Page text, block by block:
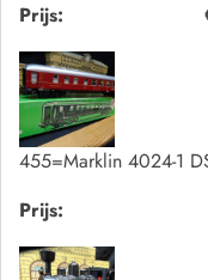
Prijs:
455=Marklin 4024-1
Prijs: